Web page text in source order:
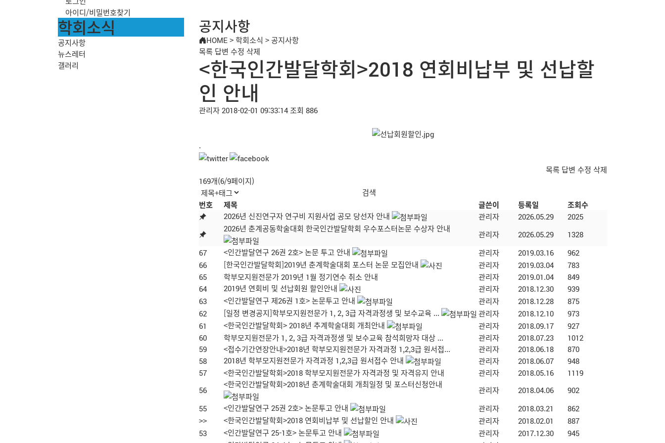
아이디/비밀번호찾기
학회소식
공지사항
뉴스레터
갤러리
공지사항
HOME>학회소식 >공지사항
목록 답변 수정 삭제
<한국인간발달학회>2018 연회비납부 및 선납할
인 안내
관리자2018-02-01 09:33:14조회 886
.
목록 답변 수정 삭제
169개(6/9페이지)
번호 제목 글쓴이 등록일
조회수
2026년 신진연구자 연구비 지원사업 공모 당선자 안내
관리자 2026.05.29
2025
2026년 춘계공동학술대회 한국인간발달학회 우수포스터논문 수상자 안내
관리자 2026.05.29
1328
67
<인간발달연구 26권 2호> 논문 투고 안내 관리자 2019.03.16
962
66
[한국인간발달학회]2019년 춘계학술대회 포스터 논문 모집안내 관리자 2019.03.04
783
65
학부모지원전문가 2019년 1월 정기연수 취소 안내 관리자 2019.01.04
849
64
2019년 연회비 및 선납회원 할인안내 관리자 2018.12.30
939
63
<인간발달연구 제26권 1호> 논문투고 안내 관리자 2018.12.28
875
62
[일정 변경공지]학부모지원전문가 1, 2, 3급 자격과정생 및 보수교육 ... 관리자 2018.12.10
973
61
<한국인간발달학회> 2018년 추계학술대회 개최안내 관리자 2018.09.17
927
60
학부모지원전문가 1, 2, 3급 자격과정생 및 보수교육 참석희망자 대상 ... 관리자 2018.07.23
1012
59
<접수기간연장안내>2018년 학부모지원전문가 자격과정 1,2,3급 원서접... 관리자 2018.06.18
870
58
2018년 학부모지원전문가 자격과정 1,2,3급 원서접수 안내 관리자 2018.06.07
948
57
<한국인간발달학회>2018 학부모지원전문가 자격과정 및 자격유지 안내 관리자 2018.05.16
1119
56
<한국인간발달학회>2018년 춘계학술대회 개최일정 및 포스터신청안내
관리자 2018.04.06
902
55
<인간발달연구 25권 2호> 논문투고 안내 관리자 2018.03.21
862
>>
<한국인간발달학회>2018 연회비납부 및 선납할인 안내 관리자 2018.02.01
887
53
<인간발달연구 25-1호> 논문투고 안내 관리자 2017.12.30
945